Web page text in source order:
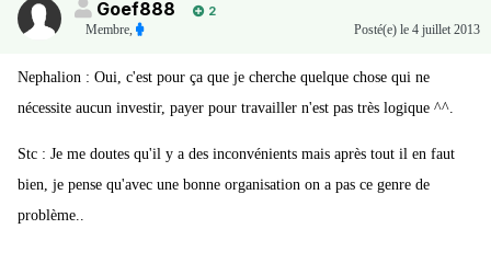
Goef888
2
Membre, Posté(e) le 4 juillet 2013
Nephalion : Oui, c'est pour ça que je cherche quelque chose qui ne
nécessite aucun investir, payer pour travailler n'est pas très logique ^^.
Stc : Je me doutes qu'il y a des inconvénients mais après tout il en faut
bien, je pense qu'avec une bonne organisation on a pas ce genre de
problème..